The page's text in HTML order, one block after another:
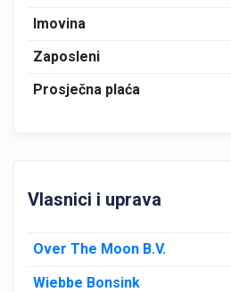
Imovina
Zaposleni
Prosječna plaća
Vlasnici i uprava
Over The Moon B.V.
Wiebbe Bonsink